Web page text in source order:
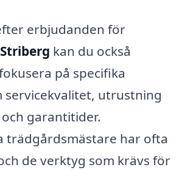
erbjudanden för
kan du också
på specifika
servicekvalitet, utrustning
garantitider.
trädgårdsmästare har ofta
de verktyg som krävs för